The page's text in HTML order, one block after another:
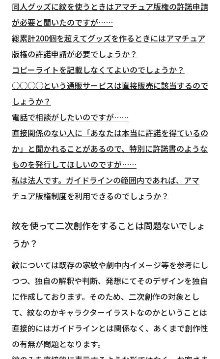
同人グッズに紋を使うときはアマチュア版権の許諾申請
が必要と聞いたのですが……
総累計200個を超えてグッズを作るときにはアマチュア
版権の許諾申請が必要でしょうか？
コピーライトを記載しなくてよいのでしょうか？
○○○○という通販サービスは直接販売に該当するので
しょうか？
電話で相談がしたいのですが……
直接関係のない人に「あなたは本当に許諾を得ているの
か」と聞かれることがあるので、特別に許諾書のような
ものを発行してほしいのですが……
私は法人です。ガイドラインの範囲内であれば、アマ
チュア版権制度を利用できるのでしょうか？
紋を使って二次創作をすることは問題ないでしょ
うか？
紋については既存の家紋や劇中内イメージ等を参考にし
つつ、独自の解釈や判断、発想にてそのデザインを独自
に作成しております。そのため、二次創作の対象とし
て、紋なのかキャラクターイラストなのかということは
直接的にはガイドラインとは関係なく、あくまで創作性
の有無が問題となります。